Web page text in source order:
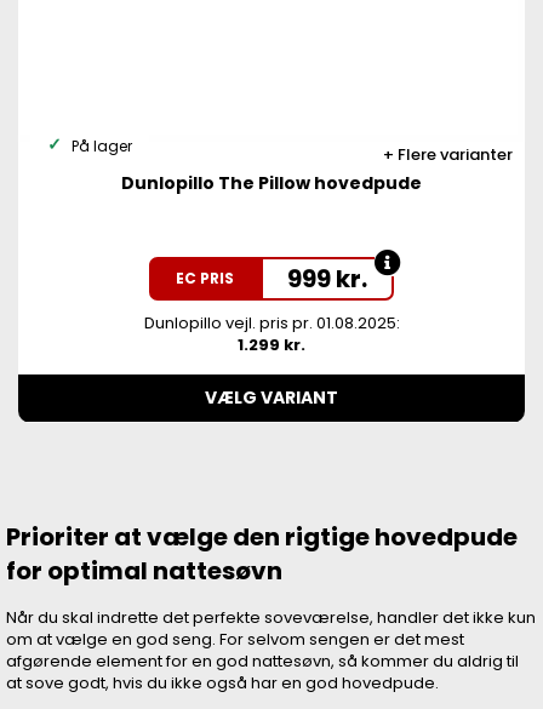
Flere varianter
På lager
Dunlopillo The Pillow hovedpude
EC PRIS 999kr.
Dunlopillo vejl. pris pr. 01.08.2025:
1.299 kr.
VÆLG VARIANT
Prioriter at vælge den rigtige hovedpude
for optimal nattesøvn
Når du skal indrette det perfekte soveværelse, handler det ikke kun
om at vælge en god seng. For selvom sengen er det mest
afgørende element for en god nattesøvn, så kommer du aldrig til
at sove godt, hvis du ikke også har en god hovedpude.